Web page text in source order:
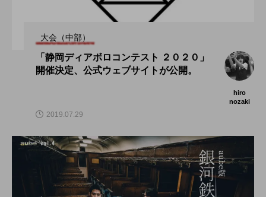
大会（中部）
「静岡ディアボロコンテスト ２０２０」
開催決定、公式ウェブサイトが公開。
hiro
nozaki
2019.07.29